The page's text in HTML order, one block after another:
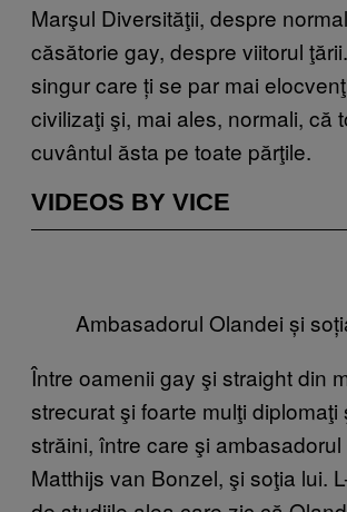
Marşul Diversităţii, despre
căsătorie gay, despre viitorul
singur care ți se par mai
civilizaţi şi, mai ales, normali, că
cuvântul ăsta pe toate părţile.
VIDEOS BY VICE
Ambasadorul Olandei și
Între oamenii gay şi straight din
strecurat şi foarte mulţi diplomaţi
străini, între care şi
Matthijs van Bonzel, şi soţia lui.